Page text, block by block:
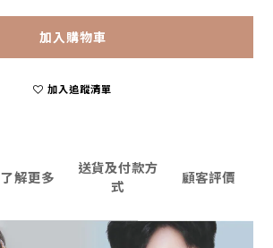
加入購物車
加入追蹤清單
了解更多
送貨及付款方
式
顧客評價